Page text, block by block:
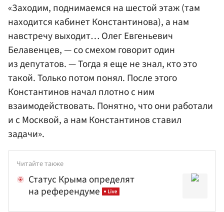
«Заходим, поднимаемся на шестой этаж (там
находится кабинет Константинова), а нам
навстречу выходит… Олег Евгеньевич
Белавенцев, — со смехом говорит один
из депутатов. — Тогда я еще не знал, кто это
такой. Только потом понял. После этого
Константинов начал плотно с ним
взаимодействовать. Понятно, что они работали
и с Москвой, а нам Константинов ставил
задачи».
Читайте также
Статус Крыма определят
на референдуме